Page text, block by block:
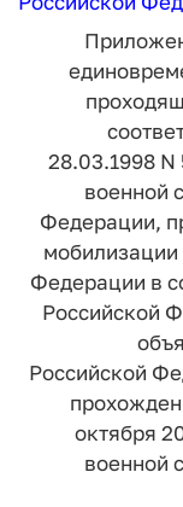
28.03.1998
военной
Федерации,
Федерации в
Российской
Российской
октября
военной